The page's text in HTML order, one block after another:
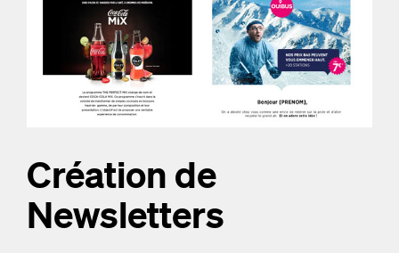
Création de
Newsletters